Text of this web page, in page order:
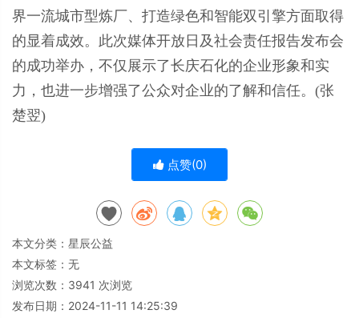
界一流城市型炼厂、打造绿色和智能双引擎方面取得
的显着成效。此次媒体开放日及社会责任报告发布会
的成功举办，不仅展示了长庆石化的企业形象和实
力，也进一步增强了公众对企业的了解和信任。(张
楚翌)
点赞(0)
本文分类： 星辰公益
本文标签：无
浏览次数： 3941 次浏览
发布日期：2024-11-11 14:25:39